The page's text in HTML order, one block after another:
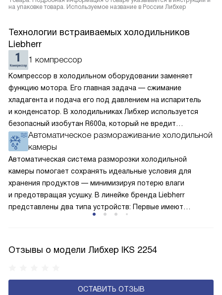
на упаковке товара. Используемое название в России Либхер
Технологии встраиваемых холодильников
Liebherr
1 компрессор
Компрессор в холодильном оборудовании заменяет
функцию мотора. Его главная задача — сжимание
хладагента и подача его под давлением на испаритель
и конденсатор. В холодильниках Либхер используется
безопасный изобутан R600a, который не вредит
окружающей среде. Компрессор перегоняет его
по охладительному контуру по принципу насоса. Чем
лучше работает «мотор» прибора, тем качественнее
и быстрее происходит охлаждение, затрачивается
меньше электроэнергии.
Автоматическое размораживание холодильной
камеры
Автоматическая система разморозки холодильной
камеры помогает сохранять идеальные условия для
хранения продуктов — минимизируя потерю влаги
и предотвращая усушку. В линейке бренда Liebherr
представлены два типа устройств: Первые имеют
с панелью, выполняющей функцию «сухой стенки». Такие
эксплуатацию и чаще всего оснащены нулевой зоной
свежести BioFresh 0°C. Они встречаются в сериях Plus,
Отзывы о модели Либхер IKS 2254
ОСТАВИТЬ ОТЗЫВ